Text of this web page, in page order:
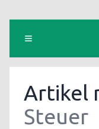
Artikel
Steuer